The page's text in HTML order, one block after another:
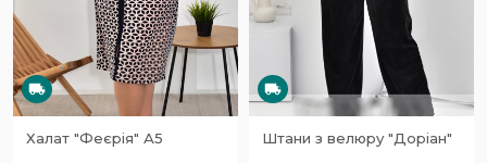
Халат "Феєрія" А5 Штани з велюру "Доріан"